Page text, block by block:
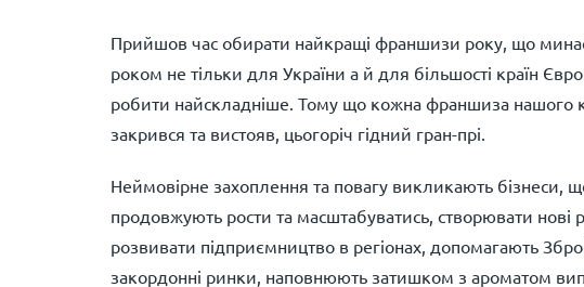
Прийшов час обирати найкращі франшизи року, що
роком не тільки для України а й для більшості країн
робити найскладніше. Тому що кожна франшиза нашого
закрився та вистояв, цьогоріч гідний гран-прі.
Неймовірне захоплення та повагу викликають бізнеси,
продовжують рости та масштабуватись, створювати нові
розвивати підприємництво в регіонах, допомагають
закордонні ринки, наповнюють затишком з ароматом